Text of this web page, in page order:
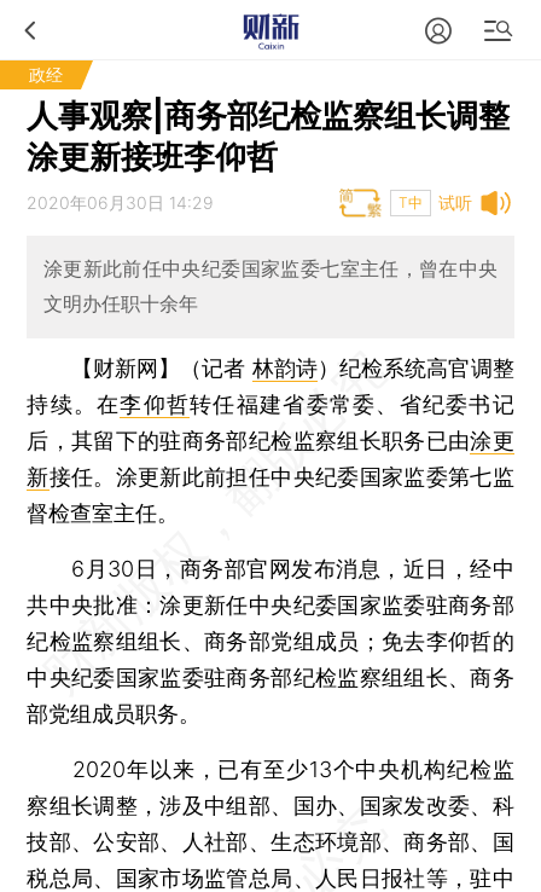
政经
人事观察|商务部纪检监察组长调整
涂更新接班李仰哲
试听
2020年06月30日 14:29 T中
涂更新此前任中央纪委国家监委七室主任，曾在中央
文明办任职十余年
【财新网】（记者 林韵诗） 纪检系统高官调整
持续。在李仰哲转任福建省委常委、省纪委书记
后，其留下的驻商务部纪检监察组长职务已由涂更
新接任。涂更新此前担任中央纪委国家监委第七监
督检查室主任。
6月30日，商务部官网发布消息，近日，经中
共中央批准：涂更新任中央纪委国家监委驻商务部
纪检监察组组长、商务部党组成员；免去李仰哲的
中央纪委国家监委驻商务部纪检监察组组长、商务
部党组成员职务。
2020年以来，已有至少13个中央机构纪检监
察组长调整，涉及中组部、国办、国家发改委、科
技部、公安部、人社部、生态环境部、商务部、国
税总局、国家市场监管总局、人民日报社等，驻中